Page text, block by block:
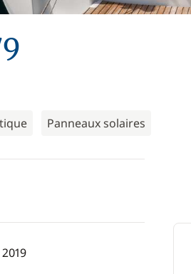
Panneaux solaires
2019